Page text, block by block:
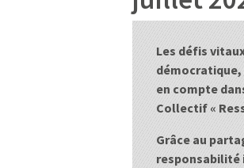
Les défis
en compte
Collectif «
Grâce au
responsabilité